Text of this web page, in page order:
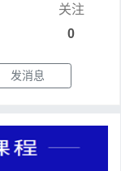
关注
0
发消息